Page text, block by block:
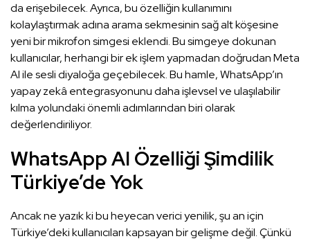
da erişebilecek. Ayrıca, bu özelliğin kullanımını
kolaylaştırmak adına arama sekmesinin sağ alt köşesine
yeni bir mikrofon simgesi eklendi. Bu simgeye dokunan
kullanıcılar, herhangi bir ek işlem yapmadan doğrudan Meta
AI ile sesli diyaloğa geçebilecek. Bu hamle, WhatsApp’ın
yapay zekâ entegrasyonunu daha işlevsel ve ulaşılabilir
kılma yolundaki önemli adımlarından biri olarak
değerlendiriliyor.
WhatsApp AI Özelliği Şimdilik
Türkiye’de Yok
Ancak ne yazık ki bu heyecan verici yenilik, şu an için
Türkiye’deki kullanıcıları kapsayan bir gelişme değil. Çünkü